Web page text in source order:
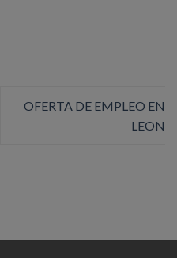
OFERTA DE EMPLEO EN
LEON